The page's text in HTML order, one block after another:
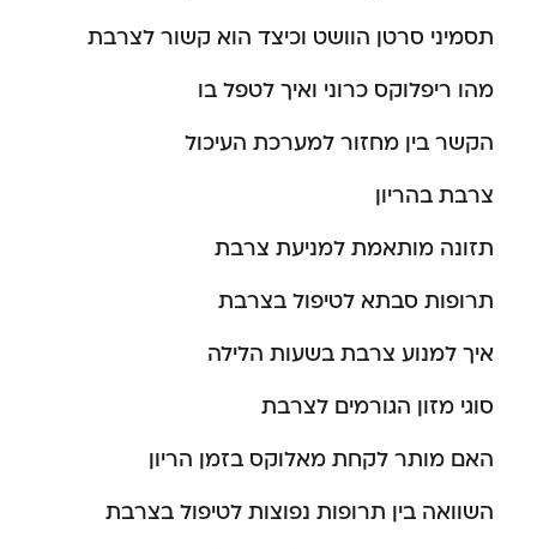
תסמיני סרטן הוושט וכיצד הוא קשור לצרבת
מהו ריפלוקס כרוני ואיך לטפל בו
הקשר בין מחזור למערכת העיכול
צרבת בהריון
תזונה מותאמת למניעת צרבת
תרופות סבתא לטיפול בצרבת
איך למנוע צרבת בשעות הלילה
סוגי מזון הגורמים לצרבת
האם מותר לקחת מאלוקס בזמן הריון
השוואה בין תרופות נפוצות לטיפול בצרבת